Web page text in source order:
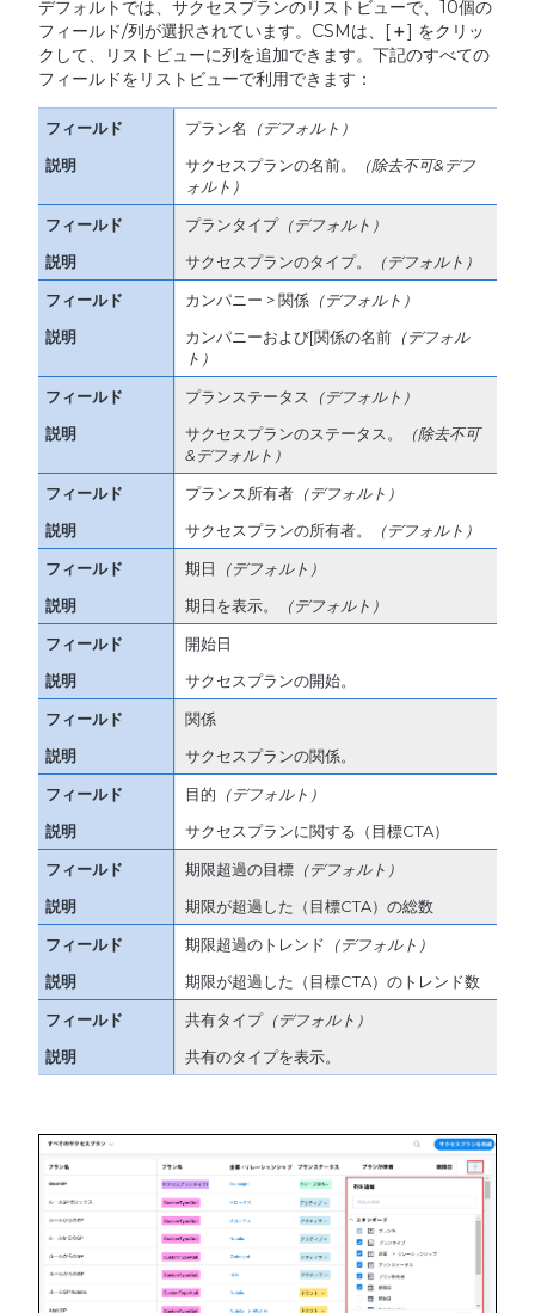
デフォルトでは、サクセスプランのリストビューで、10個の
フィールド/列が選択されています。CSMは、[＋] をクリッ
クして、リストビューに列を追加できます。下記のすべての
フィールドをリストビューで利用できます：
プラン名
（デフォルト）
サクセスプランの名前。
（除去不可&デフ
ォルト）
プランタイプ（デフォルト）
サクセスプランのタイプ。
（デフォルト）
カンパニー > 関係（デフォルト）
カンパニーおよび[関係の名前（デフォル
ト）
プランステータス
（デフォルト）
サクセスプランのステータス。
（除去不可
&デフォルト）
プランス所有者（デフォルト）
サクセスプランの所有者。
（デフォルト）
期日
（デフォルト）
期日を表示。
（デフォルト）
開始日
サクセスプランの開始。
関係
サクセスプランの関係。
目的 （デフォルト）
サクセスプランに関する（目標CTA）
期限超過の目標（デフォルト）
期限が超過した（目標CTA）の総数
期限超過のトレンド （デフォルト）
期限が超過した（目標CTA）のトレンド数
共有タイプ（デフォルト）
共有のタイプを表示。